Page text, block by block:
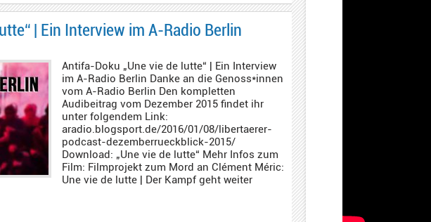
| Ein Interview im A-Radio Berlin
Antifa-Doku „Une vie de lutte“ | Ein Interview
im A-Radio Berlin Danke an die Genoss*innen
vom A-Radio Berlin Den kompletten
Audibeitrag vom Dezember 2015 findet ihr
unter folgendem Link:
aradio.blogsport.de/2016/01/08/libertaerer-
podcast-dezemberrueckblick-2015/
Download: „Une vie de lutte“ Mehr Infos zum
Film: Filmprojekt zum Mord an Clément Méric:
Une vie de lutte | Der Kampf geht weiter